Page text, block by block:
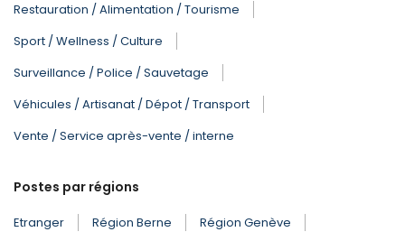
Restauration / Alimentation / Tourisme
Sport / Wellness / Culture
Surveillance / Police / Sauvetage
Véhicules / Artisanat / Dépot / Transport
Vente / Service après-vente / interne
Postes par régions
Etranger Région Berne
Région Genève